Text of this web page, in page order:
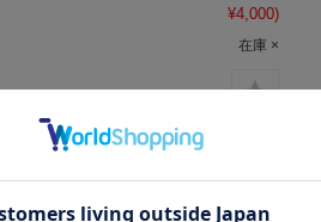
¥4,000)
在庫 ×